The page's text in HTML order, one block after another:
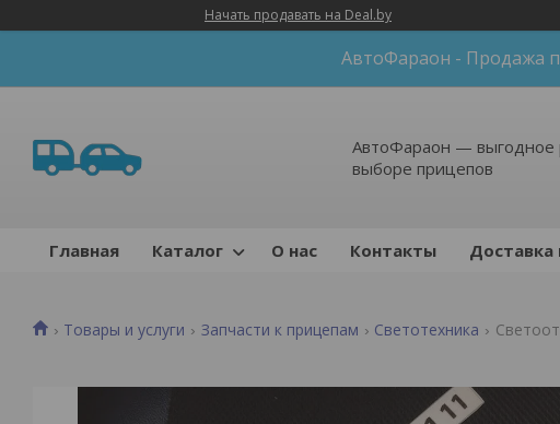
Начать продавать на Deal.by
АвтоФараон - Продажа
АвтоФараон — выгодное
выборе прицепов
Главная Каталог О нас Контакты Доставка
Товары и услуги Запчасти к прицепам Светотехника